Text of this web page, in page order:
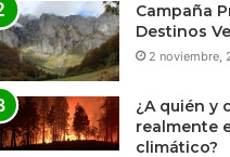
Campaña
Destinos
2 noviembre,
¿A quién y
realmente
climático?